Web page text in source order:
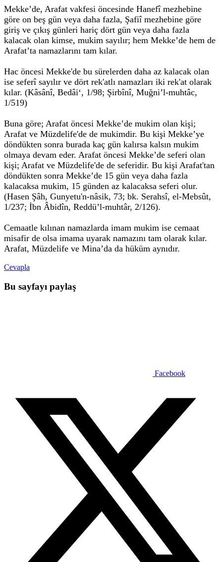
Mekke’de, Arafat vakfesi öncesinde Hanefî mezhebine
göre on beş gün veya daha fazla, Şafiî mezhebine göre
giriş ve çıkış günleri hariç dört gün veya daha fazla
kalacak olan kimse, mukim sayılır; hem Mekke’de hem de
Arafat’ta namazlarını tam kılar.
Hac öncesi Mekke'de bu sürelerden daha az kalacak olan
ise seferî sayılır ve dört rek'atlı namazları iki rek'at olarak
kılar. (Kâsânî, Bedâi‘, 1/98; Şirbînî, Muğni’l-muhtâc,
1/519)
Buna göre; Arafat öncesi Mekke’de mukim olan kişi;
Arafat ve Müzdelife'de de mukimdir. Bu kişi Mekke’ye
döndükten sonra burada kaç gün kalırsa kalsın mukim
olmaya devam eder. Arafat öncesi Mekke’de seferi olan
kişi; Arafat ve Müzdelife'de de seferidir. Bu kişi Arafat'tan
döndükten sonra Mekke’de 15 gün veya daha fazla
kalacaksa mukim, 15 günden az kalacaksa seferi olur.
(Hasen Şâh, Gunyetu'n-nâsik, 73; bk. Serahsî, el-Mebsût,
1/237; İbn Âbidîn, Reddü’l-muhtâr, 2/126).
Cemaatle kılınan namazlarda imam mukim ise cemaat
misafir de olsa imama uyarak namazını tam olarak kılar.
Arafat, Müzdelife ve Mina’da da hüküm aynıdır.
Cevapla
Bu sayfayı paylaş
Facebook